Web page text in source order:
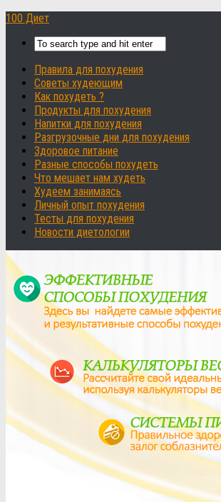
100 Диет
Правила для похудения
Советы худеющим
Как похудеть ?
Продукты для похудения
Напитки для похудения
Разгрузочные дни для похудения
Здоровое питание
Разные способы похудеть
Что мешает нам худеть
Худеем занимаясь
Личный опыт похудения
Тесты для похудения
Новости диетологии